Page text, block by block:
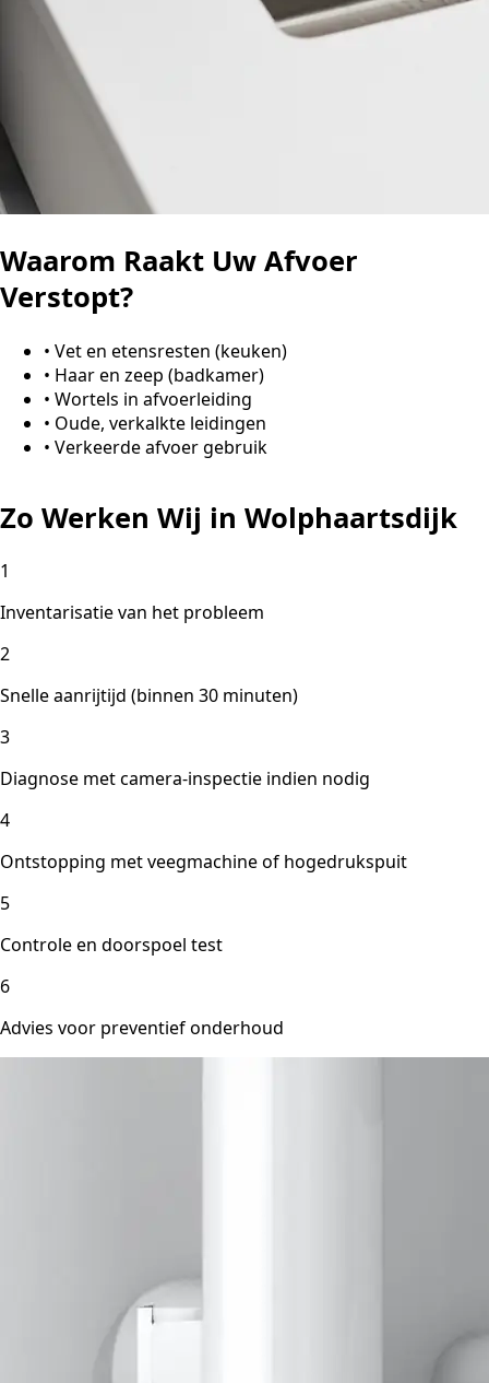
Waarom Raakt Uw Afvoer
Verstopt?
• Vet en etensresten (keuken)
• Haar en zeep (badkamer)
• Wortels in afvoerleiding
• Oude, verkalkte leidingen
• Verkeerde afvoer gebruik
Zo Werken Wij in Wolphaartsdijk
1
Inventarisatie van het probleem
2
Snelle aanrijtijd (binnen 30 minuten)
3
Diagnose met camera-inspectie indien nodig
4
Ontstopping met veegmachine of hogedrukspuit
5
Controle en doorspoel test
6
Advies voor preventief onderhoud